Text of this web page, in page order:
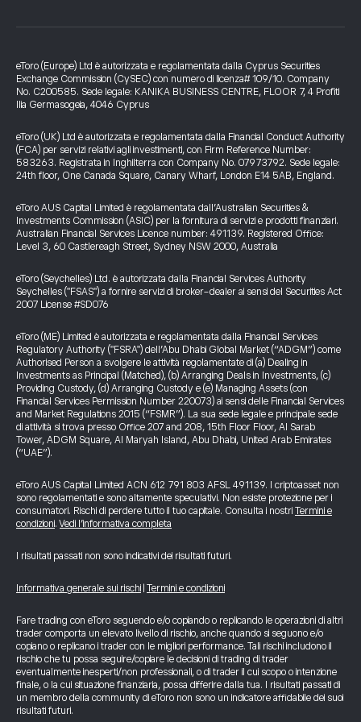
eToro (Europe) Ltd è autorizzata e regolamentata dalla Cyprus Securities
Exchange Commission (CySEC) con numero di licenza# 109/10. Company
No. C200585. Sede legale: KANIKA BUSINESS CENTRE, FLOOR 7, 4 Profiti
Ilia Germasogeia, 4046 Cyprus
eToro (UK) Ltd è autorizzata e regolamentata dalla Financial Conduct Authority
(FCA) per servizi relativi agli investimenti, con Firm Reference Number:
583263. Registrata in Inghilterra con Company No. 07973792. Sede legale:
24th floor, One Canada Square, Canary Wharf, London E14 5AB, England.
eToro AUS Capital Limited è regolamentata dall’Australian Securities &
Investments Commission (ASIC) per la fornitura di servizi e prodotti finanziari.
Australian Financial Services Licence number: 491139. Registered Office:
Level 3, 60 Castlereagh Street, Sydney NSW 2000, Australia
eToro (Seychelles) Ltd. è autorizzata dalla Financial Services Authority
Seychelles ("FSAS") a fornire servizi di broker-dealer ai sensi del Securities Act
2007 License #SD076
eToro (ME) Limited è autorizzata e regolamentata dalla Financial Services
Regulatory Authority ("FSRA") dell’Abu Dhabi Global Market (“ADGM”) come
Authorised Person a svolgere le attività regolamentate di (a) Dealing in
Investments as Principal (Matched), (b) Arranging Deals in Investments, (c)
Providing Custody, (d) Arranging Custody e (e) Managing Assets (con
Financial Services Permission Number 220073) ai sensi delle Financial Services
and Market Regulations 2015 (“FSMR”). La sua sede legale e principale sede
di attività si trova presso Office 207 and 208, 15th Floor Floor, Al Sarab
Tower, ADGM Square, Al Maryah Island, Abu Dhabi, United Arab Emirates
(“UAE”).
eToro AUS Capital Limited ACN 612 791 803 AFSL 491139. I criptoasset non
sono regolamentati e sono altamente speculativi. Non esiste protezione per i
consumatori. Rischi di perdere tutto il tuo capitale. Consulta i nostri Termini e
condizioni.Vedi l’informativa completa
I risultati passati non sono indicativi dei risultati futuri.
Informativa generale sui rischi Termini e condizioni
Fare trading con eToro seguendo e/o copiando o replicando le operazioni di altri
trader comporta un elevato livello di rischio, anche quando si seguono e/o
copiano o replicano i trader con le migliori performance. Tali rischi includono il
rischio che tu possa seguire/copiare le decisioni di trading di trader
eventualmente inesperti/non professionali, o di trader il cui scopo o intenzione
finale, o la cui situazione finanziaria, possa differire dalla tua. I risultati passati di
un membro della community di eToro non sono un indicatore affidabile dei suoi
risultati futuri.